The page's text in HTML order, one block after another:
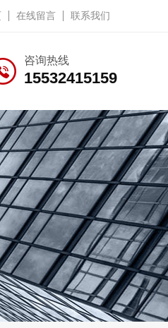
在线留言 联系我们
咨询热线
15532415159